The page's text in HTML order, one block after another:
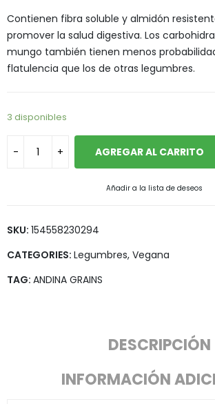
Contienen fibra soluble y almidón
promover la salud digestiva. Los
mungo también tienen menos
flatulencia que los de otras legumbres.
3 disponibles
AGREGAR AL CARRITO
Añadir a la lista de deseos
SKU: 154558230294
CATEGORIES: Legumbres, Vegana
TAG: ANDINA GRAINS
DESCRIPCIÓN
INFORMACIÓN